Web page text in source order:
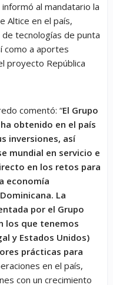
al mandatario la
Altice en el país,
tecnologías de punta
como a aportes
proyecto República
comentó: “El Grupo
obtenido en el país
inversiones, así
mundial en servicio e
en los retos para
economía
La
por el Grupo
los que tenemos
y Estados Unidos)
prácticas para
en el país,
con un crecimiento